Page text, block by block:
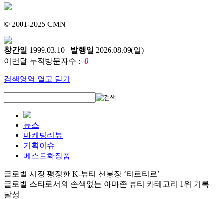
© 2001-2025 CMN
창간일 1999.03.10 발행일 2026.08.09(일)
이번달 누적방문자수 : 0
검색영역 열고 닫기
뉴스
마케팅리뷰
기획이슈
베스트화장품
글로벌 시장 평정한 K-뷰티 선봉장 ‘티르티르’
글로벌 스타로서의 손색없는 아마존 뷰티 카테고리 1위 기록
달성